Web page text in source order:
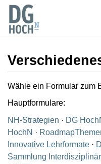
Wechseln zu:Navigation,
Wähle ein Formular zum
Hauptformulare:
NH-Strategien · DG
HochN ·
Innovative Lehrformate ·
Sammlung